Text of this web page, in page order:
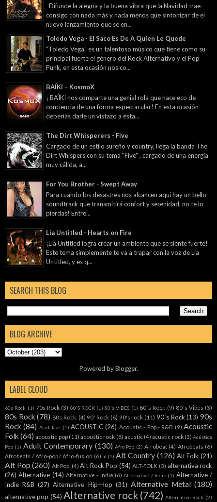
Difunde la alegría y la buena vibra que la Navidad trae
consigo con nada más y nada menos que sintonizar de el
nuevo lanzamiento que se en...
Toledo Vega - El Saco Es De A Quien Le Quede
“Toledo Vega” es un talentoso músico que tiene como su
principal fuerte el género del Rock Alternativo y el Pop
Punk, en esta ocasión nos co...
BAÏKI – KosmoX
¡ BAÏKI nos comparte una genial rola que hace eco de
conciencia de una forma espectacular! En esta ocasión
deberías darle un vistazo a esta...
The Dirt Whisperers - Five
Cargado de un estilo sureño y country, llega la banda The
Dirt Whispers con su tema "Five" , cargado de una energía
muy cálida, a...
For You Brother - Swept Away
Para cuando los desastres nos alcancen aquí hay un bello
soundtrack que transmitirá confort y serenidad, no te lo
pierdas! Entre...
Lia Untitled - Hearts on Fire
¡Lia Untitled logra crear un ambiente que se siente fuerte!
Este tema simplemente te va a trapar con la voz de Lia
Untitled, y es q...
SEARCH THIS BLOG
BLOG ARCHIVE
Powered byBlogger.
LABEL CLOUD
60s Rock (1) 70s Rock (3) 80'S ROCK (1) 80's VIBES (1) 80´s Rock (9) 80´s Vibes (3)
80s Rock (78) 80s Rock. (4) 90' Rock (8) 90's rock (11) 90´s Rock (13) 90s
Rock (84) Acid Jazz (1) ACOUSTIC (26) Acoustic - Pop - R&B (9) Acoustic
Folk (64) acoustic pop (11) acoustic rock (8) acustic (4) acustic rock (3) Acústica
Pop (1) Adult Contemporary (130) Afro Pop (2) Afrobeat (4) Afrobeats (6)
Afrobeats / Afro-pop / Afro-fusion (6) al (1) Alt Country (126) Alt Folk (21)
Alt Pop (260) Alt Pop. (4) Alt Rock Pop (54) ALT-FOLK (3) alternativa rock
(26) Alternative (14) Alternative - Indie (6) Alternative / Indie (1) Alternative /
Indie R&B (27) Alternative Hip-Hop (31) Alternative Metal (180)
alternative pop (54) Alternative rock (742) Alternative Rock. (2)